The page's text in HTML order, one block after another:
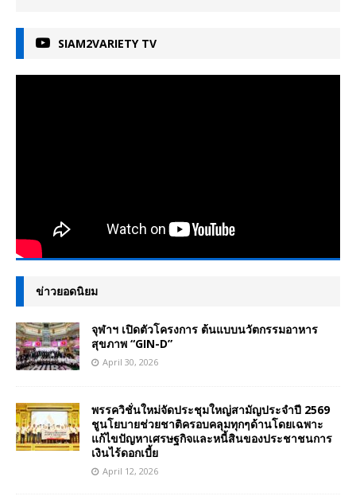
SIAM2VARIETY TV
ข่าวยอดนิยม
จุฬาฯ เปิดตัวโครงการ ต้นแบบนวัตกรรมอาหาร
สุขภาพ “GIN-D”
April 30, 2026
พรรควิชั่นใหม่จัดประชุมใหญ่สามัญประจำปี 2569
ชูนโยบายช่วยชาติครอบคลุมทุกๆด้านโดยเฉพาะ
แก้ไขปัญหาเศรษฐกิจและหนี้สินของประชาชนการ
เงินไร้ดอกเบี้ย
April 12, 2026